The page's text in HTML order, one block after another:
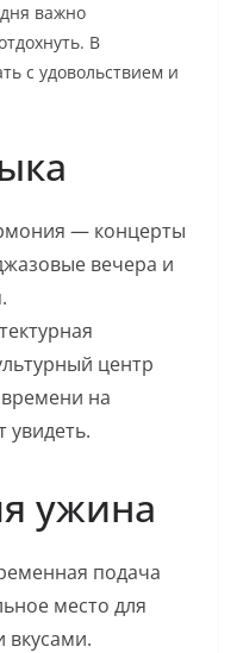
важно
В
с удовольствием и
— концерты
вечера и
центр
на
увидеть.
ужина
подача
место для
вкусами.